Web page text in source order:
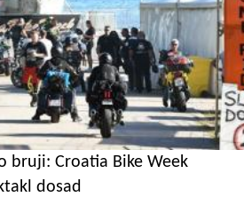
bruji: Croatia Bike Week
dosad